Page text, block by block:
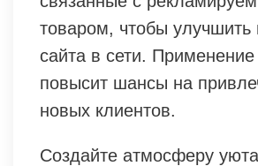
товаром, чтобы улучшить
сайта в сети.
повысит шансы на
новых клиентов.
Создайте атмосферу